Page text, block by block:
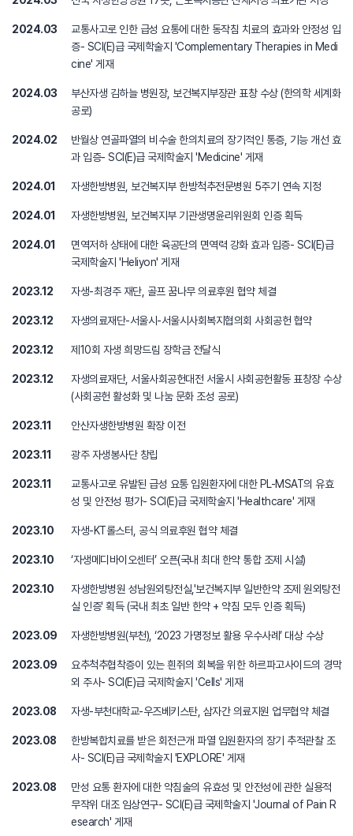
2024.03
교통사고로 인한 급성 요통에 대한 동작침 치료의 효과와 안정성 입
증- SCI(E)급 국제학술지 'Complementary Therapies in Medi
cine' 게재
2024.03
부산자생 김하늘 병원장, 보건복지부장관 표창 수상 (한의학 세계화
공로)
2024.02
반월상 연골파열의 비수술 한의치료의 장기적인 통증, 기능 개선 효
과 입증- SCI(E)급 국제학술지 'Medicine' 게재
2024.01 자생한방병원, 보건복지부 한방척추전문병원 5주기 연속 지정
2024.01 자생한방병원, 보건복지부 기관생명윤리위원회 인증 획득
2024.01
면역저하 상태에 대한 육공단의 면역력 강화 효과 입증- SCI(E)급
국제학술지 'Heliyon' 게재
2023.12 자생-최경주 재단, 골프 꿈나무 의료후원 협약 체결
2023.12 자생의료재단-서울시-서울시사회복지협의회 사회공헌 협약
2023.12 제10회 자생 희망드림 장학금 전달식
2023.12
자생의료재단, 서울사회공헌대전 서울시 사회공헌활동 표창장 수상
(사회공헌 활성화 및 나눔 문화 조성 공로)
2023.11 안산자생한방병원 확장 이전
2023.11 광주 자생봉사단 창립
2023.11
교통사고로 유발된 급성 요통 입원환자에 대한 PL-MSAT의 유효
성 및 안전성 평가- SCI(E)급 국제학술지 'Healthcare' 게재
2023.10 자생-KT롤스터, 공식 의료후원 협약 체결
2023.10 ‘자생메디바이오센터’ 오픈(국내 최대 한약 통합 조제 시설)
2023.10
자생한방병원 성남원외탕전실,'보건복지부 일반한약 조제 원외탕전
실 인증' 획득 (국내 최초 일반 한약 + 약침 모두 인증 획득)
2023.09 자생한방병원(부천), ‘2023 가명정보 활용 우수사례’ 대상 수상
2023.09
요추척추협착증이 있는 흰쥐의 회복을 위한 하르파고사이드의 경막
외 주사- SCI(E)급 국제학술지 'Cells' 게재
2023.08 자생-부천대학교-우즈베키스탄, 삼자간 의료지원 업무협약 체결
2023.08
한방복합치료를 받은 회전근개 파열 입원환자의 장기 추적관찰 조
사- SCI(E)급 국제학술지 'EXPLORE' 게재
2023.08
만성 요통 환자에 대한 약침술의 유효성 및 안전성에 관한 실용적
무작위 대조 임상연구- SCI(E)급 국제학술지 'Journal of Pain R
esearch' 게재